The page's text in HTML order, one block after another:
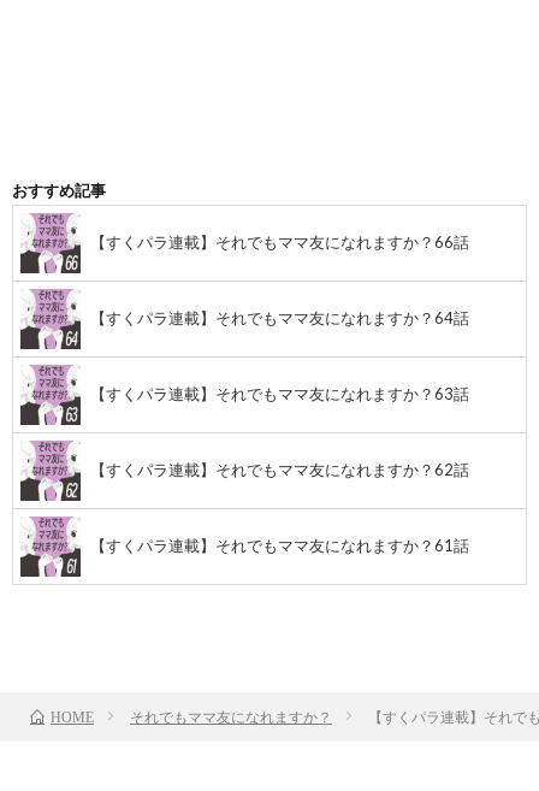
おすすめ記事
【すくパラ連載】それでもママ友になれますか？66話
【すくパラ連載】それでもママ友になれますか？64話
【すくパラ連載】それでもママ友になれますか？63話
【すくパラ連載】それでもママ友になれますか？62話
【すくパラ連載】それでもママ友になれますか？61話
HOME それでもママ友になれますか？ 【すくパラ連載】それで